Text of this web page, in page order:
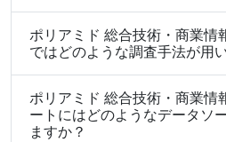
ポリアミド 総合技術・商業情
ではどのような調査手法が用
ポリアミド 総合技術・商業情
ートにはどのようなデータソ
ますか？